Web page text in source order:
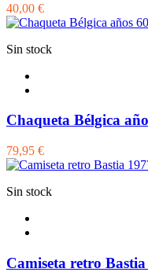
40,00 €
Sin stock
Chaqueta Bélgica
79,95 €
Sin stock
Camiseta retro